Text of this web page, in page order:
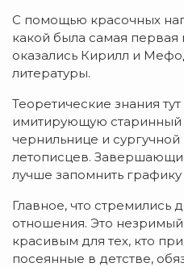
С помощью красочных
какой была самая первая
оказались Кирилл и
литературы.
Теоретические знания
имитирующую старинный
чернильнице и
летописцев.
лучше запомнить
Главное, что стремились
отношения. Это
красивым для тех, кто
посеянные в детстве,